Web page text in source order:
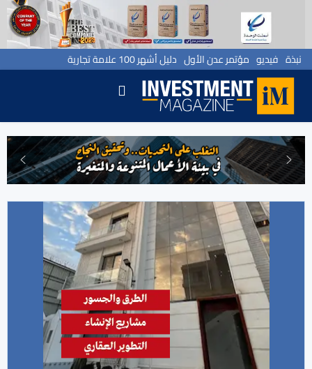
نبذة فيديو مؤتمر عدن الأول دليل أشهر 100 علامة تجارية